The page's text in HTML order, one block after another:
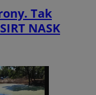
Tak
NASK